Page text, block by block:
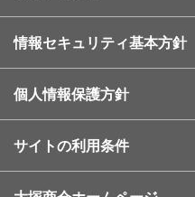
情報セキュリティ基本方針
個人情報保護方針
サイトの利用条件